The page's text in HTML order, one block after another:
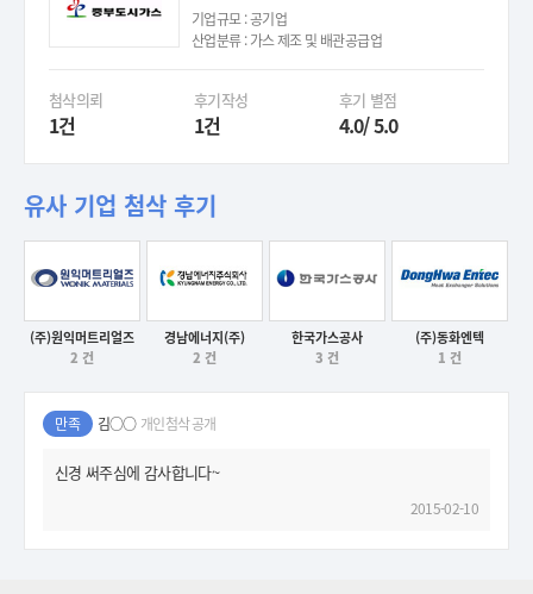
기업규모 : 공기업
산업분류 : 가스 제조 및 배관공급업
첨삭의뢰
1건
후기작성
1건
후기 별점
4.0/ 5.0
유사 기업 첨삭 후기
후기보기
(주)원익머트리얼즈
2 건
후기보기
경남에너지(주)
2 건
후기보기
한국가스공사
3 건
후기보기
(주)동화엔텍
1 건
만족 김○○ 개인첨삭 공개
신경 써주심에 감사합니다~
2015-02-10